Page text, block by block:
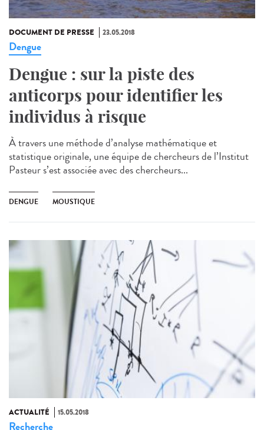
DOCUMENT DE PRESSE 23.05.2018
Dengue
Dengue : sur la piste des
anticorps pour identifier les
individus à risque
À travers une méthode d’analyse mathématique et
statistique originale, une équipe de chercheurs de l’Institut
Pasteur s’est associée avec des chercheurs...
DENGUE MOUSTIQUE
ACTUALITÉ 15.05.2018
Recherche